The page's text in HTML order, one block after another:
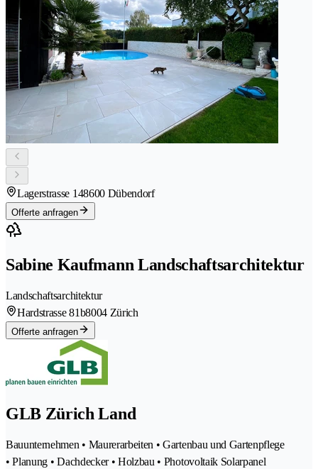
Lagerstrasse 148600 Dübendorf
Offerte anfragen
Sabine Kaufmann Landschaftsarchitektur
Landschaftsarchitektur
Hardstrasse 81b8004 Zürich
Offerte anfragen
GLB Zürich Land
Bauunternehmen • Maurerarbeiten • Gartenbau und Gartenpflege
• Planung • Dachdecker • Holzbau • Photovoltaik Solarpanel